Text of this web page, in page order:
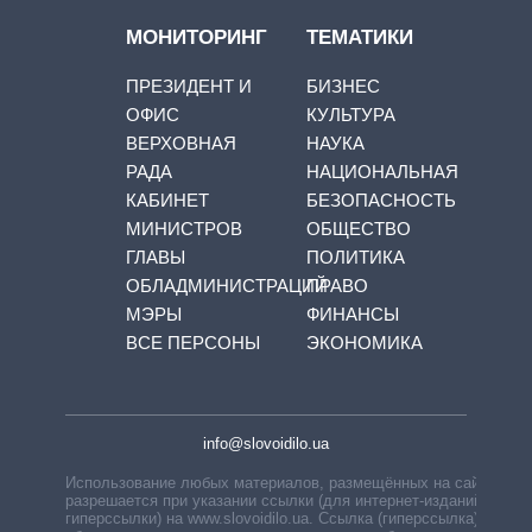
МОНИТОРИНГ
ПРЕЗИДЕНТ И
ОФИС
ВЕРХОВНАЯ
РАДА
КАБИНЕТ
МИНИСТРОВ
ГЛАВЫ
ОБЛАДМИНИСТРАЦИЙ
МЭРЫ
ВСЕ ПЕРСОНЫ
ТЕМАТИКИ
БИЗНЕС
КУЛЬТУРА
НАУКА
НАЦИОНАЛЬНАЯ
БЕЗОПАСНОСТЬ
ОБЩЕСТВО
ПОЛИТИКА
ПРАВО
ФИНАНСЫ
ЭКОНОМИКА
info@slovoidilo.ua
Использование любых материалов, размещённых на сайте,
разрешается при указании ссылки (для интернет-изданий —
гиперссылки) на www.slovoidilo.ua. Ссылка (гиперссылка)